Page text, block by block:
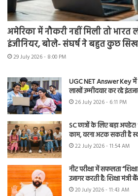
अमेरिका में नौकरी नहीं मिली तो भारत
इंजीनियर, बोले- संघर्ष ने बहुत कुछ
29 July 2026 - 8:00 PM
UGC NET Answer Key
लाखों उम्मीदवार कर रहे
26 July 2026 - 6:11 PM
SC छात्रों के लिए बड़ा
काम, वरना अटक सकती है
22 July 2026 - 11:54 AM
नीट परीक्षा में सफलता
उजागर करती है: शिक्षा मंत्री
20 July 2026 - 11:43 AM